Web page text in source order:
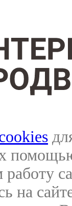
на